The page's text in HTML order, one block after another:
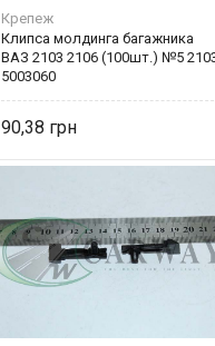
Крепеж
Клипса молдинга багажника
ВАЗ 2103 2106 (100шт.) №5
5003060
90,38